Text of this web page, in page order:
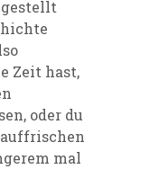
Zeit hast,
oder du
mal